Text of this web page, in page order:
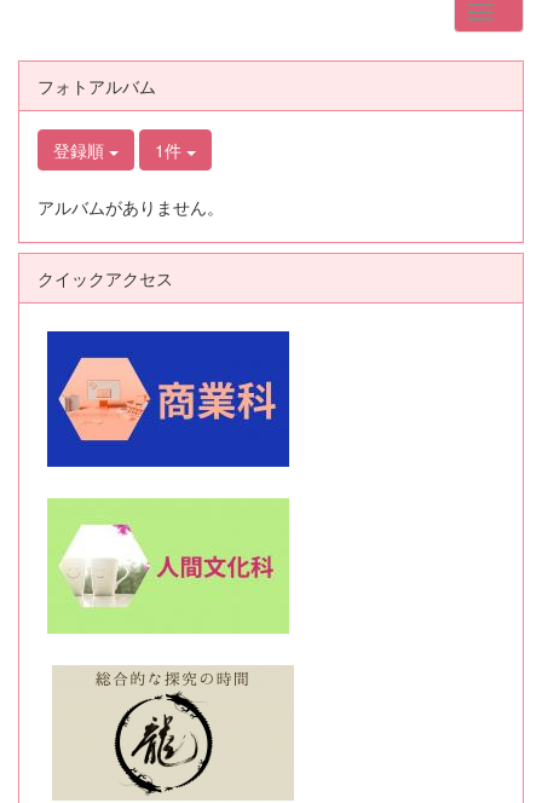
フォトアルバム
登録順 1件
アルバムがありません。
クイックアクセス